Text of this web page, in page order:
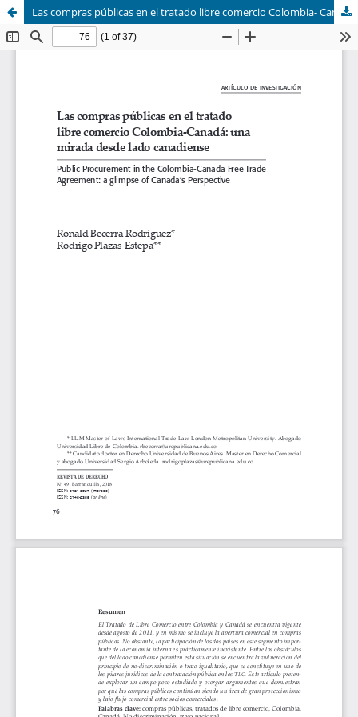
Las compras públicas en el tratado libre comercio Colombia- Canadá una mirada desde lado canadiense.